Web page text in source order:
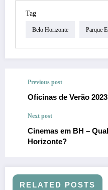
Tag
Belo Horizonte Parque
Previous post
Oficinas de Verão
Next post
Cinemas em BH –
Horizonte?
RELATED POSTS